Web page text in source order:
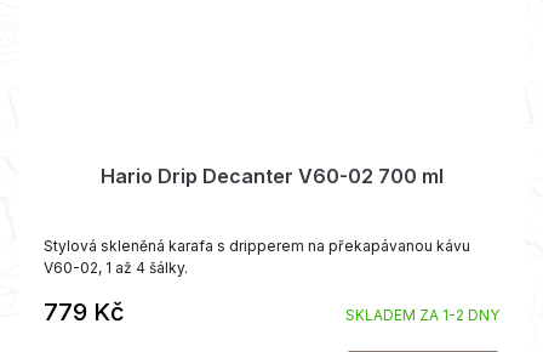
Hario Drip Decanter V60-02 700 ml
SKLADEM ZA 1-2 DNY
779 Kč
Stylová skleněná karafa s dripperem na překapávanou kávu
V60-02, 1 až 4 šálky.